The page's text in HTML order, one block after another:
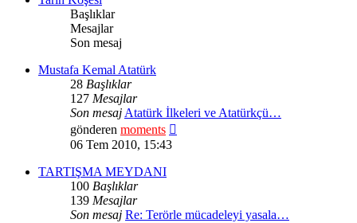
Başlıklar
Mesajlar
Son mesaj
Mustafa Kemal Atatürk
28 Başlıklar
127 Mesajlar
Son mesajAtatürk İlkeleri ve Atatürkçü…
gönderen moments
06 Tem 2010, 15:43
TARTIŞMA MEYDANI
100 Başlıklar
139 Mesajlar
Son mesaj Re: Terörle mücadeleyi yasala…